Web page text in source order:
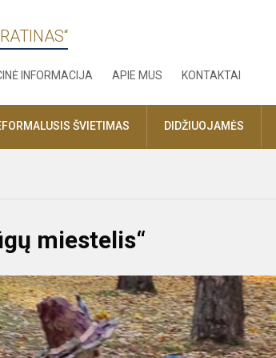
INFORMACIJA APIE MUS KONTAKTAI
ŠVIETIMAS DIDŽIUOJAMĖS
miestelis“